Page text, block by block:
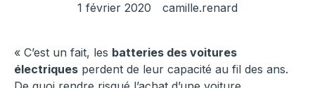
1 février 2020 camille.renard
« C’est un fait, les batteries des voitures
électriques perdent de leur capacité au fil des ans.